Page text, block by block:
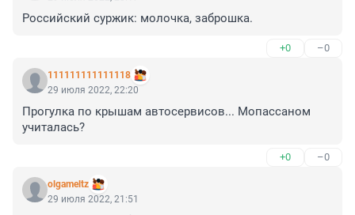
Российский суржик: молочка, заброшка.
+0 –0
111111111111118
29 июля 2022, 22:20
Прогулка по крышам автосервисов... Мопассаном
учиталась?
+0 –0
olgameltz
29 июля 2022, 21:51